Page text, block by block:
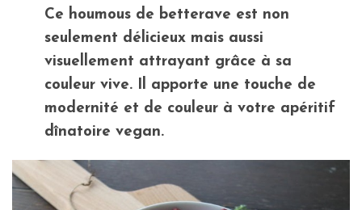
Ce houmous de betterave est non
seulement délicieux mais aussi
visuellement attrayant grâce à sa
couleur vive. Il apporte une touche de
modernité et de couleur à votre apéritif
dînatoire vegan.